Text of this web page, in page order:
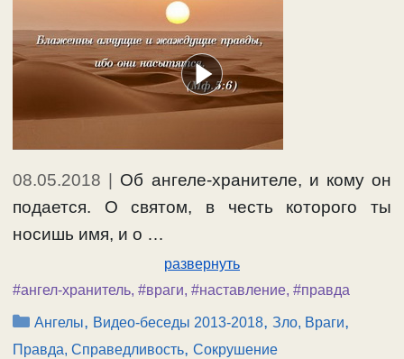
08.05.2018 | Об ангеле-хранителе, и кому он
подается. О святом, в честь которого ты
носишь имя, и о …
развернуть
#ангел-хранитель, #враги, #наставление, #правда
Рубрики
Ангелы, Видео-беседы 2013-2018,Зло, Враги,
Правда, Справедливость, Сокрушение